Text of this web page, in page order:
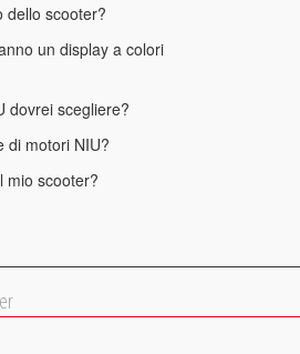
dello scooter?
un display a colori
dovrei scegliere?
di motori NIU?
mio scooter?